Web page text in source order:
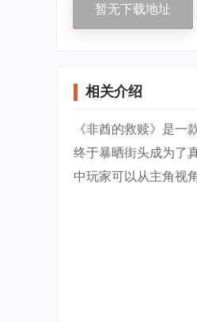
暂无下载地址
相关介绍
《非酋的救赎》是
终于暴晒街头成为了
中玩家可以从主角视